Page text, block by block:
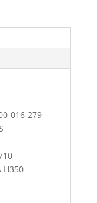
016-279
H350